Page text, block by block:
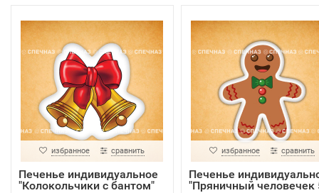
избранное сравнить
Печенье индивидуальное
"Колокольчики с бантом"
избранное сравнить
Печенье
"Пряничный человечек